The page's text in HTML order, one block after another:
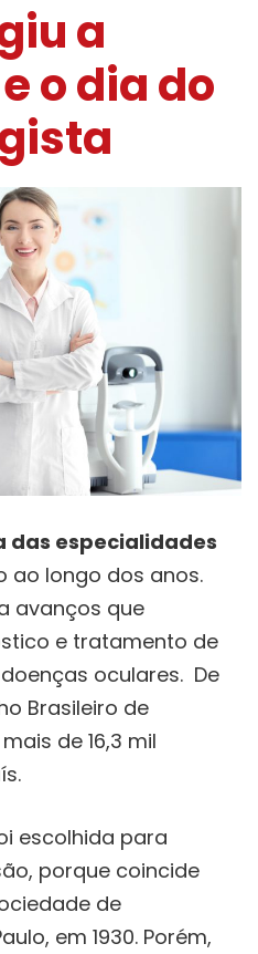
a
o dia do
das especialidades
ao longo dos anos.
avanços que
e tratamento de
oculares. De
Brasileiro de
de 16,3 mil
escolhida para
porque coincide
de
em 1930. Porém,